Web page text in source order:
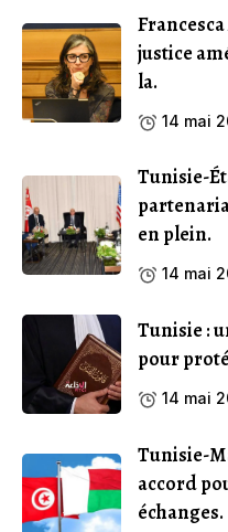
justice
la.
14 mai
Tunisie-
en plein.
14 mai
Tunisie :
pour
14 mai
Tunisie-
accord
échanges.